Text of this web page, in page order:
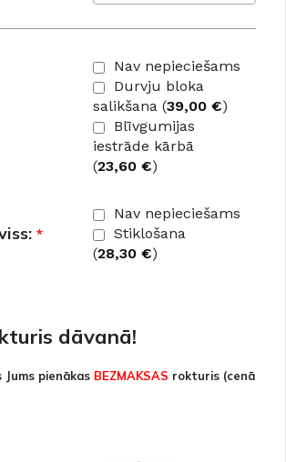
Nav nepieciešams
Durvju bloka
salikšana (39,00 €)
Blīvgumijas
iestrāde kārbā
(23,60 €)
*
Nav nepieciešams
Stiklošana
(28,30 €)
dāvanā!
pienākas BEZMAKSAS rokturis (cenā